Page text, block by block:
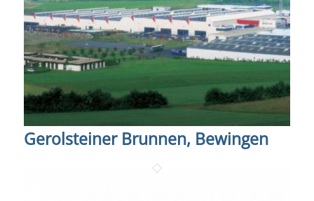
Gerolsteiner Brunnen, Bewingen